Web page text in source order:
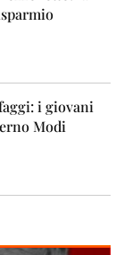
i giovani
Modi